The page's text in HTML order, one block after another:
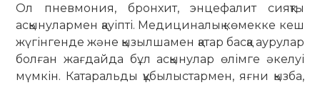
Ол пневмония, бронхит, энцефалит сияқты
асқынулармен қауіпті. Меди­ци­налық көмекке кеш
жүгінгенде және қы­зылшамен қатар басқа аурулар
болған жағдайда бұл асқынулар өлімге әкелуі
мүмкін. Катаральды құбылыстармен, яғни қызба,